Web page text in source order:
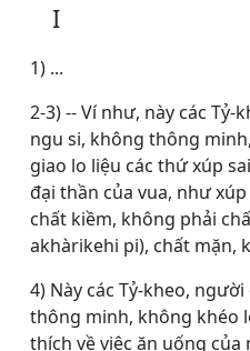
I
1) ...
2-3) -- Ví như, này các
ngu si, không thông
giao lo liệu các thứ xúp
đại thần của vua, như
chất kiềm, không phải
akhàrikehi pi), chất mặn,
4) Này các Tỷ-kheo,
thông minh, không khéo
thích về việc ăn uống